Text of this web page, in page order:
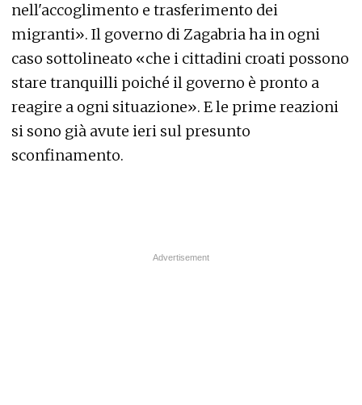
nell'accoglimento e trasferimento dei
migranti». Il governo di Zagabria ha in ogni
caso sottolineato «che i cittadini croati possono
stare tranquilli poiché il governo è pronto a
reagire a ogni situazione». E le prime reazioni
si sono già avute ieri sul presunto
sconfinamento.